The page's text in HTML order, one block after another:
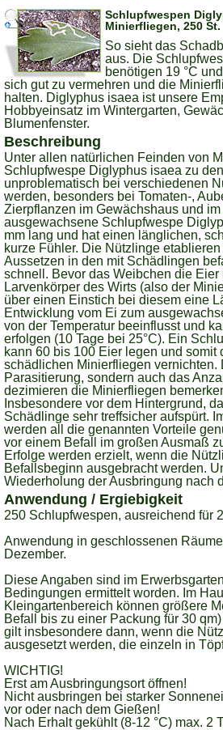
Schlupfwespen
Minierfliegen, 250 St.
So sieht das
aus. Die
benötigen 19 °C
sich gut zu vermehren und die
halten. Diglyphus isaea ist unsere
Hobbyeinsatz im Wintergarten,
Blumenfenster.
Beschreibung
Unter allen natürlichen Feinden von
Schlupfwespe Diglyphus isaea zu
unproblematisch bei verschiedenen
werden, besonders bei Tomaten-,
Zierpflanzen im Gewächshaus und
ausgewachsene Schlupfwespe
mm lang und hat einen länglichen,
kurze Fühler. Die Nützlinge
Aussetzen in den mit Schädlingen
schnell. Bevor das Weibchen die Eier
Larvenkörper des Wirts (also der
über einen Einstich bei diesem eine
Entwicklung vom Ei zum
von der Temperatur beeinflusst und
erfolgen (10 Tage bei 25°C). Ein
kann 60 bis 100 Eier legen und somit
schädlichen Minierfliegen vernichten.
Parasitierung, sondern auch das
dezimieren die Minierfliegen
Insbesondere vor dem Hintergrund,
Schädlinge sehr treffsicher aufspürt.
werden all die genannten Vorteile
vor einem Befall im großen Ausmaß
Erfolge werden erzielt, wenn die
Befallsbeginn ausgebracht werden.
Wiederholung der Ausbringung nach
Anwendung / Ergiebigkeit
250 Schlupfwespen, ausreichend für
Anwendung in geschlossenen
Dezember.
Diese Angaben sind im
Bedingungen ermittelt worden. Im
Kleingartenbereich können größere
Befall bis zu einer Packung für 30
gilt insbesondere dann, wenn die
ausgesetzt werden, die einzeln in
WICHTIG!
Erst am Ausbringungsort öffnen!
Nicht ausbringen bei starker
vor oder nach dem Gießen!
Nach Erhalt gekühlt (8-12 °C) max. 2